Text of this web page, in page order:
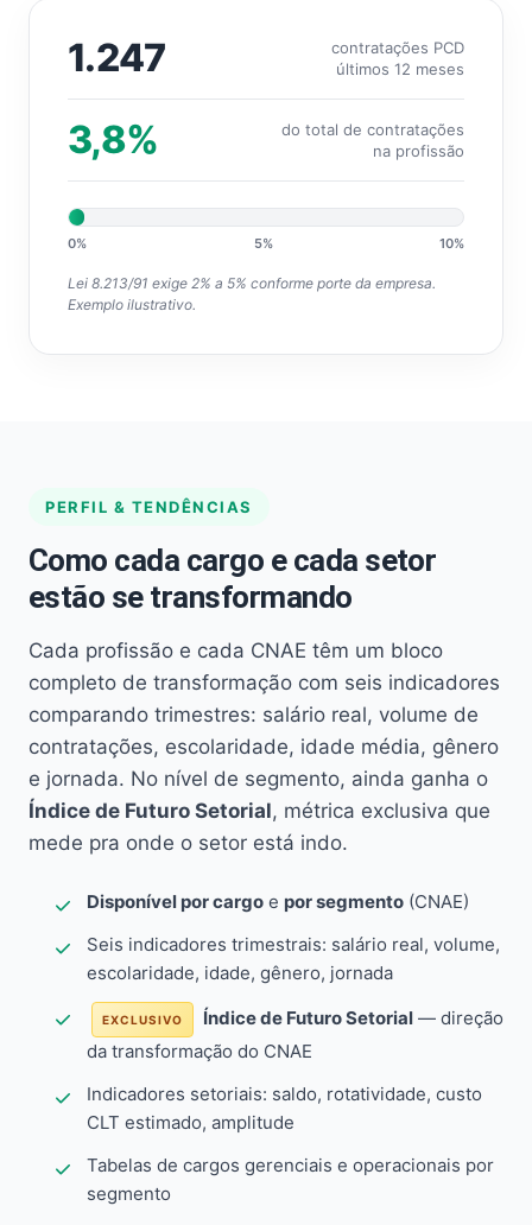
1.247
contratações PCD
últimos 12 meses
3,8%
do total de contratações
na profissão
0% 5% 10%
Lei 8.213/91 exige 2% a 5% conforme porte da empresa.
Exemplo ilustrativo.
PERFIL & TENDÊNCIAS
Como cada cargo e cada setor
estão se transformando
Cada profissão e cada CNAE têm um bloco
completo de transformação com seis indicadores
comparando trimestres: salário real, volume de
contratações, escolaridade, idade média, gênero
e jornada. No nível de segmento, ainda ganha o
Índice de Futuro Setorial, métrica exclusiva que
mede pra onde o setor está indo.
Disponível por cargo e por segmento (CNAE)
Seis indicadores trimestrais: salário real, volume,
escolaridade, idade, gênero, jornada
EXCLUSIVO Índice de Futuro Setorial — direção
da transformação do CNAE
Indicadores setoriais: saldo, rotatividade, custo
CLT estimado, amplitude
Tabelas de cargos gerenciais e operacionais por
segmento